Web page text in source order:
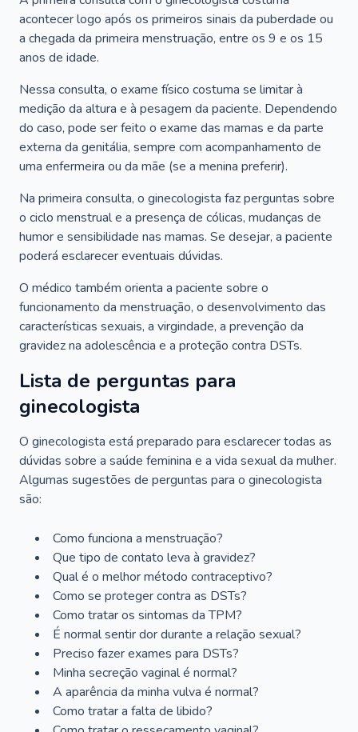
acontecer logo após os primeiros sinais da puberdade ou
a chegada da primeira menstruação, entre os 9 e os 15
anos de idade.
Nessa consulta, o exame físico costuma se limitar à
medição da altura e à pesagem da paciente. Dependendo
do caso, pode ser feito o exame das mamas e da parte
externa da genitália, sempre com acompanhamento de
uma enfermeira ou da mãe (se a menina preferir).
Na primeira consulta, o ginecologista faz perguntas sobre
o ciclo menstrual e a presença de cólicas, mudanças de
humor e sensibilidade nas mamas. Se desejar, a paciente
poderá esclarecer eventuais dúvidas.
O médico também orienta a paciente sobre o
funcionamento da menstruação, o desenvolvimento das
características sexuais, a virgindade, a prevenção da
gravidez na adolescência e a proteção contra DSTs.
Lista de perguntas para
ginecologista
O ginecologista está preparado para esclarecer todas as
dúvidas sobre a saúde feminina e a vida sexual da mulher.
Algumas sugestões de perguntas para o ginecologista
são:
Como funciona a menstruação?
Que tipo de contato leva à gravidez?
Qual é o melhor método contraceptivo?
Como se proteger contra as DSTs?
Como tratar os sintomas da TPM?
É normal sentir dor durante a relação sexual?
Preciso fazer exames para DSTs?
Minha secreção vaginal é normal?
A aparência da minha vulva é normal?
Como tratar a falta de libido?